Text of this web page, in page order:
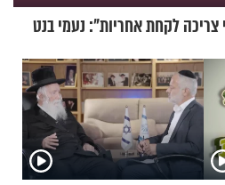
לקחת אחריות": נעמי בנט